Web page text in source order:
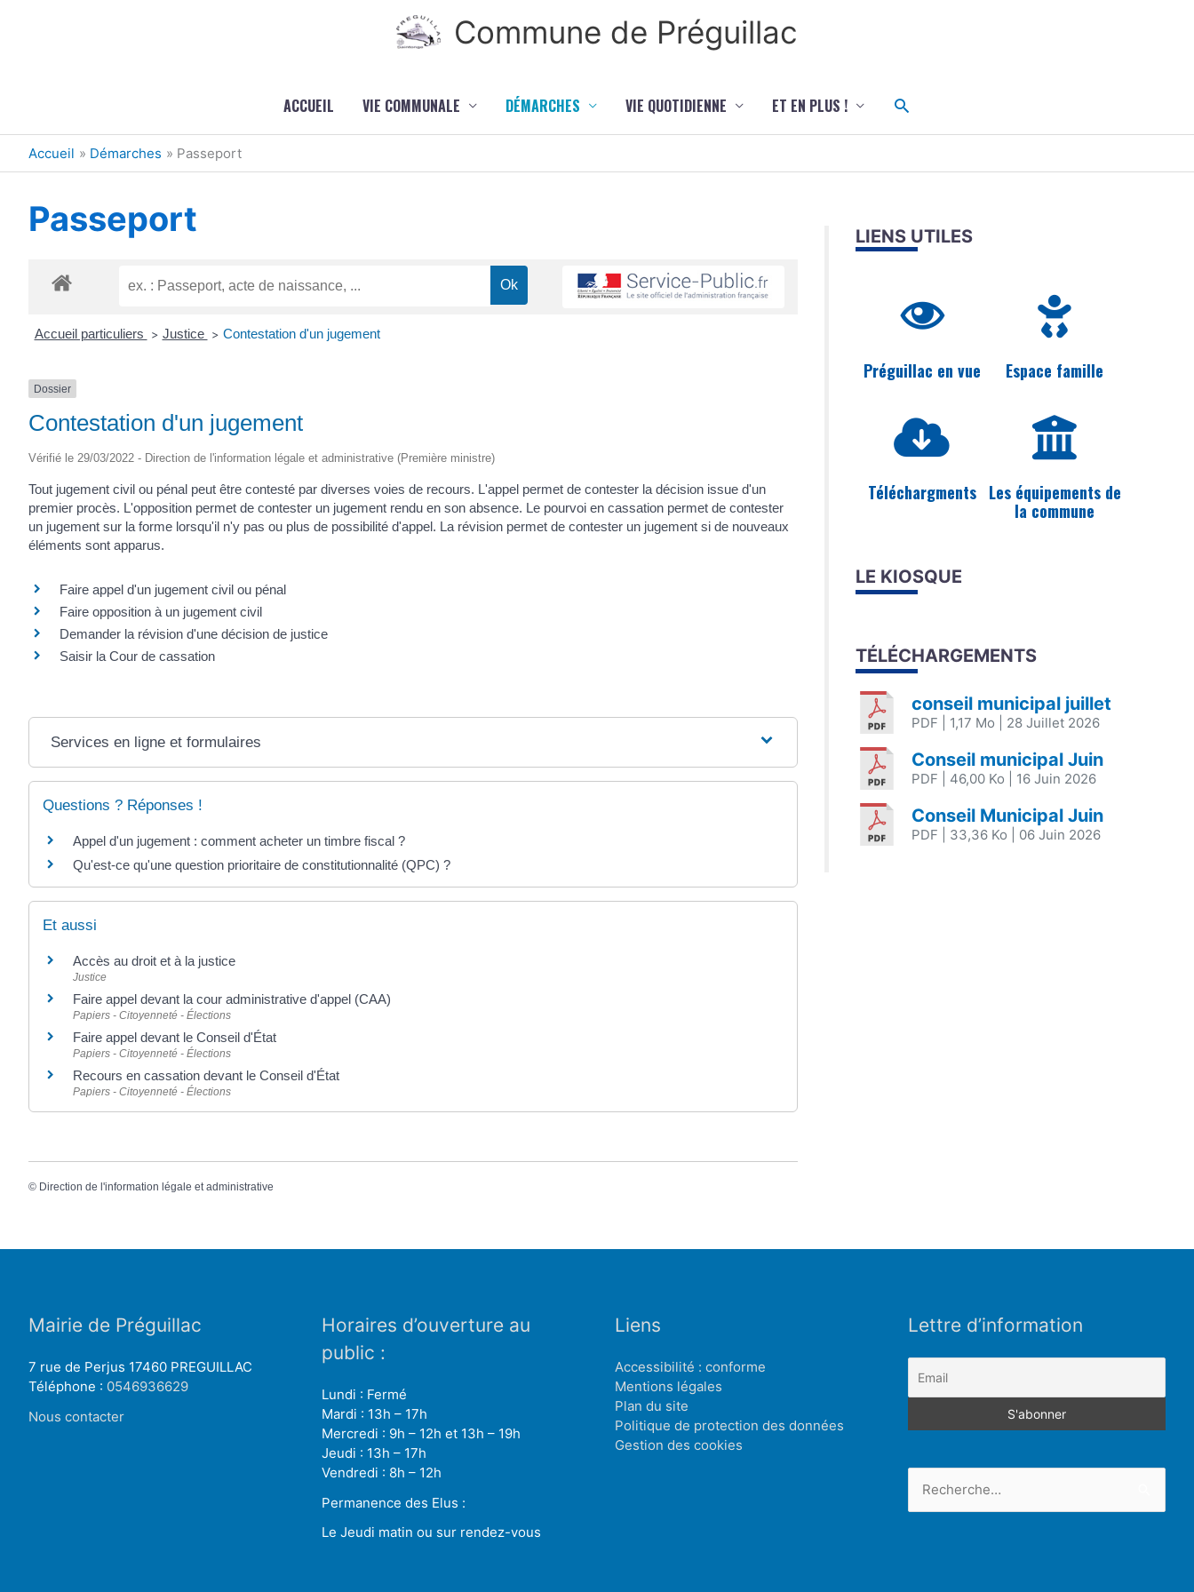
Commune de Préguillac
ACCUEIL VIE COMMUNALE DÉMARCHES VIE QUOTIDIENNE ET EN PLUS ! Rechercher
Accueil Démarches Passeport
Passeport
Accueil particuliers > Justice > Contestation d'un jugement
Dossier
Contestation d'un jugement
Vérifié le 29/03/2022 - Direction de l'information légale et administrative (Première ministre)
Tout jugement civil ou pénal peut être contesté par diverses voies de recours. L'appel permet de contester la décision issue d'un
premier procès. L'opposition permet de contester un jugement rendu en son absence. Le pourvoi en cassation permet de contester
un jugement sur la forme lorsqu'il n'y pas ou plus de possibilité d'appel. La révision permet de contester un jugement si de nouveaux
éléments sont apparus.
Faire appel d'un jugement civil ou pénal
Faire opposition à un jugement civil
Demander la révision d'une décision de justice
Saisir la Cour de cassation
Services en ligne et formulaires
Questions ? Réponses !
Appel d'un jugement : comment acheter un timbre fiscal ?
Qu'est-ce qu'une question prioritaire de constitutionnalité (QPC) ?
Et aussi
Accès au droit et à la justice
Justice
Faire appel devant la cour administrative d'appel (CAA)
Papiers - Citoyenneté - Élections
Faire appel devant le Conseil d'État
Papiers - Citoyenneté - Élections
Recours en cassation devant le Conseil d'État
Papiers - Citoyenneté - Élections
© Direction de l'information légale et administrative
LIENS UTILES
Préguillac en vue Espace famille
Téléchargments Les équipements de
la commune
LE KIOSQUE
TÉLÉCHARGEMENTS
conseil municipal juillet
PDF | 1,17 Mo | 28 Juillet 2026
Conseil municipal Juin
PDF | 46,00 Ko | 16 Juin 2026
Conseil Municipal Juin
PDF | 33,36 Ko | 06 Juin 2026
Mairie de Préguillac
7 rue de Perjus 17460 PREGUILLAC
Téléphone : 0546936629
Nous contacter
Horaires d’ouverture au
public :
Lundi : Fermé
Mardi : 13h – 17h
Mercredi : 9h – 12h et 13h – 19h
Jeudi : 13h – 17h
Vendredi : 8h – 12h
Permanence des Elus :
Le Jeudi matin ou sur rendez-vous
Liens
Accessibilité : conforme
Mentions légales
Plan du site
Politique de protection des données
Gestion des cookies
Lettre d’information